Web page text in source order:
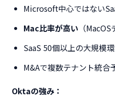
Microsoft中心ではない
Mac比率が高い （
SaaS 50個以上の大規模
M&Aで複数テナント統合
Oktaの強み：